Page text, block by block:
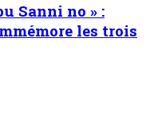
Sanni no » :
les trois